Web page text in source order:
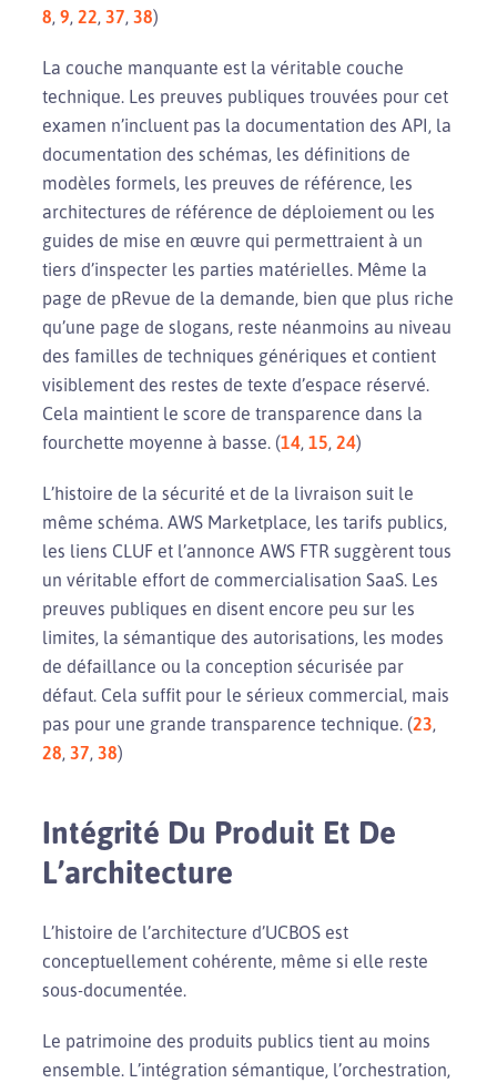
8, 9, 22, 37, 38)
La couche manquante est la véritable couche
technique. Les preuves publiques trouvées pour cet
examen n’incluent pas la documentation des API, la
documentation des schémas, les définitions de
modèles formels, les preuves de référence, les
architectures de référence de déploiement ou les
guides de mise en œuvre qui permettraient à un
tiers d’inspecter les parties matérielles. Même la
page de pRevue de la demande, bien que plus riche
qu’une page de slogans, reste néanmoins au niveau
des familles de techniques génériques et contient
visiblement des restes de texte d’espace réservé.
Cela maintient le score de transparence dans la
fourchette moyenne à basse. (14, 15, 24)
L’histoire de la sécurité et de la livraison suit le
même schéma. AWS Marketplace, les tarifs publics,
les liens CLUF et l’annonce AWS FTR suggèrent tous
un véritable effort de commercialisation SaaS. Les
preuves publiques en disent encore peu sur les
limites, la sémantique des autorisations, les modes
de défaillance ou la conception sécurisée par
défaut. Cela suffit pour le sérieux commercial, mais
pas pour une grande transparence technique. (23,
28, 37, 38)
Intégrité Du Produit Et De
L’architecture
L’histoire de l’architecture d’UCBOS est
conceptuellement cohérente, même si elle reste
sous-documentée.
Le patrimoine des produits publics tient au moins
ensemble. L’intégration sémantique, l’orchestration,